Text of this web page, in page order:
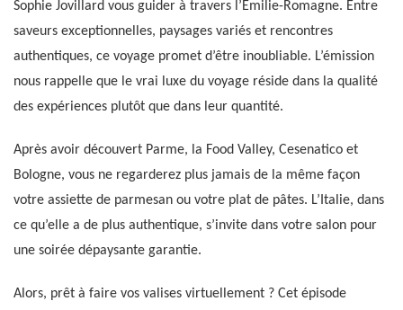
Sophie Jovillard vous guider à travers l’Émilie-Romagne. Entre
saveurs exceptionnelles, paysages variés et rencontres
authentiques, ce voyage promet d’être inoubliable. L’émission
nous rappelle que le vrai luxe du voyage réside dans la qualité
des expériences plutôt que dans leur quantité.
Après avoir découvert Parme, la Food Valley, Cesenatico et
Bologne, vous ne regarderez plus jamais de la même façon
votre assiette de parmesan ou votre plat de pâtes. L’Italie, dans
ce qu’elle a de plus authentique, s’invite dans votre salon pour
une soirée dépaysante garantie.
Alors, prêt à faire vos valises virtuellement ? Cet épisode